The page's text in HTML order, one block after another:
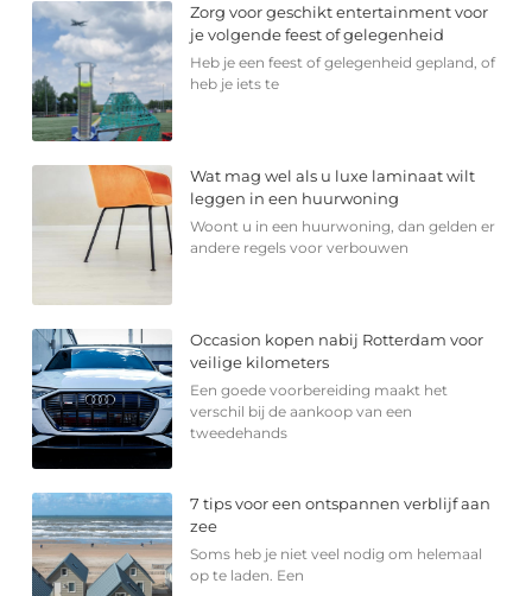
Zorg voor geschikt entertainment voor
je volgende feest of gelegenheid
Heb je een feest of gelegenheid gepland, of
heb je iets te
Wat mag wel als u luxe laminaat wilt
leggen in een huurwoning
Woont u in een huurwoning, dan gelden er
andere regels voor verbouwen
Occasion kopen nabij Rotterdam voor
veilige kilometers
Een goede voorbereiding maakt het
verschil bij de aankoop van een
tweedehands
7 tips voor een ontspannen verblijf aan
zee
Soms heb je niet veel nodig om helemaal
op te laden. Een